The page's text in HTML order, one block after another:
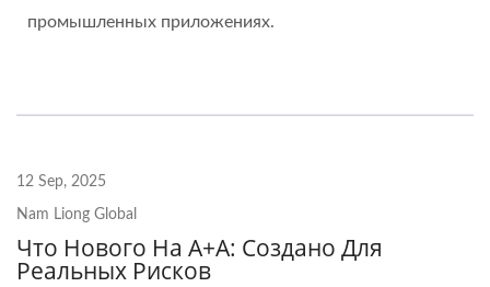
промышленных приложениях.
12 Sep, 2025
Nam Liong Global
Что Нового На A+A: Создано Для
Реальных Рисков